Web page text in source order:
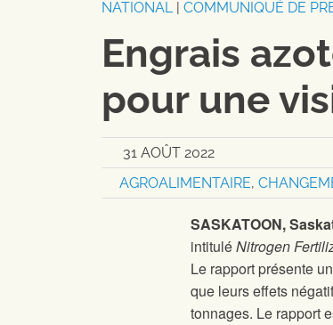
NATIONAL| COMMUNIQUÉ DE
Engrais
pour une
31 AOÛT 2022
AGROALIMENTAIRE,
SASKATOON,
intituléNitrogen
Le rapport présente
que leurs effets
tonnages. Le rapport